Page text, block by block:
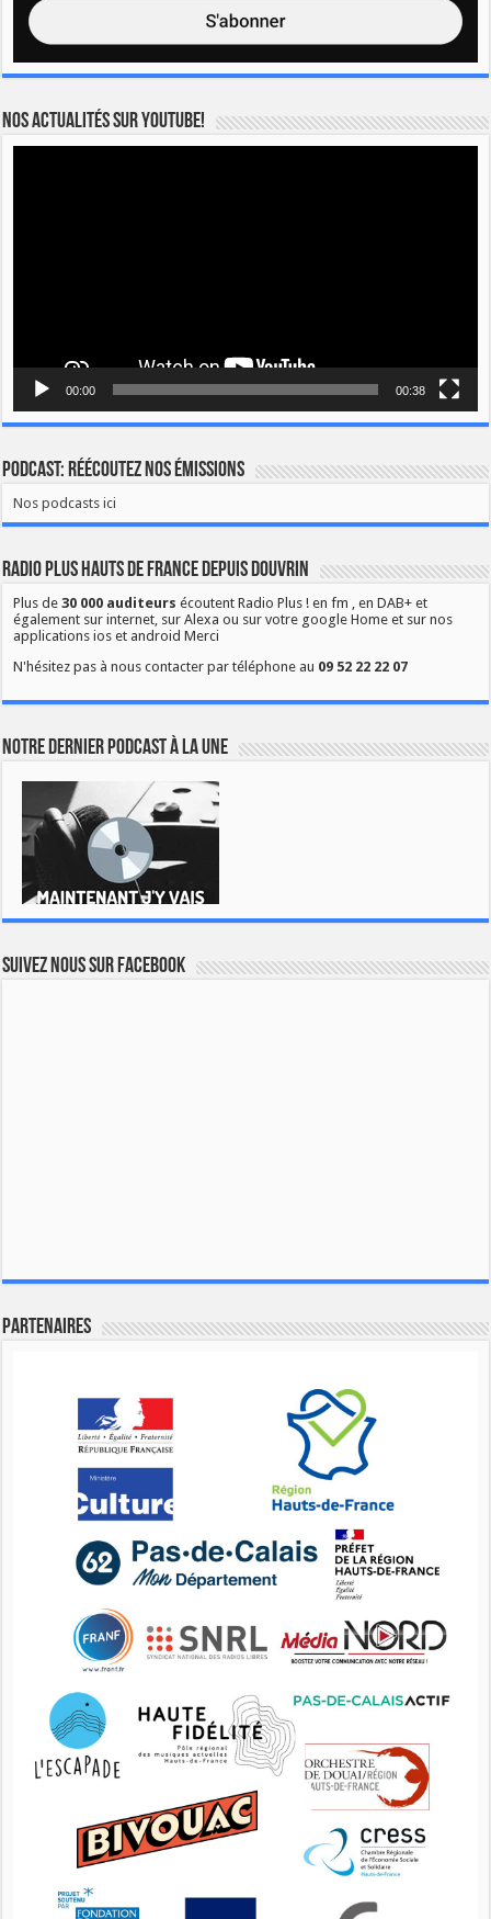
Nos actualités sur YOUTUBE!
00:00 00:38
Podcast: Réécoutez nos émissions
Nos podcasts ici
Radio Plus Hauts de France depuis Douvrin
Plus de30 000 auditeurs écoutent Radio Plus ! en fm , en DAB+ et
également sur internet, sur Alexa ou sur votre google Home et sur nos
applications ios et android Merci
N'hésitez pas à nous contacter par téléphone au 09 52 22 22 07
Notre dernier podcast à la une
Suivez nous sur Facebook
Partenaires